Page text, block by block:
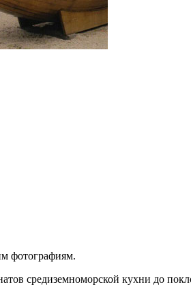
фотографиям.
средиземноморской кухни до